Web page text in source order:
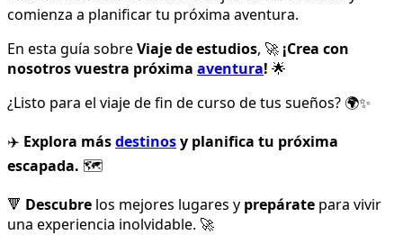
comienza a planificar tu próxima aventura.
En esta guía sobreViaje de estudios, 🚀 ¡Crea con
nosotros vuestra próxima aventura! 🌟
¿Listo para el viaje de fin de curso de tus sueños? 🌍✨
✈️ Explora másdestinosy planifica tu próxima
escapada. 🗺️
🔻 Descubre los mejores lugares y prepárate para vivir
una experiencia inolvidable. 🚀